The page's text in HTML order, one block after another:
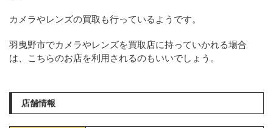
カメラやレンズの買取も行っているようです。
羽曳野市でカメラやレンズを買取店に持っていかれる場合
は、こちらのお店を利用されるのもいいでしょう。
店舗情報